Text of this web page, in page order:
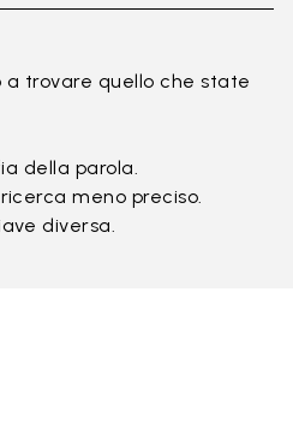
trovare quello che state
della parola.
meno preciso.
diversa.